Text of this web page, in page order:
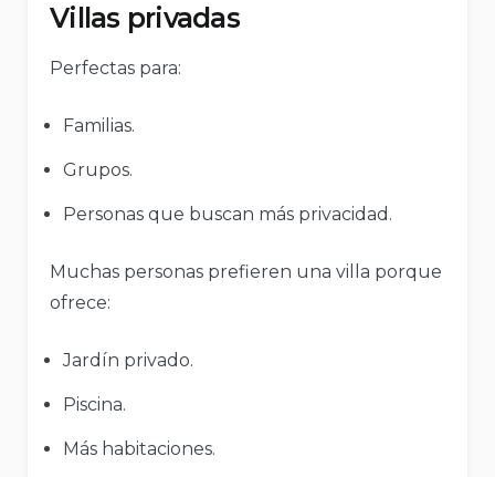
Villas privadas
Perfectas para:
Familias.
Grupos.
Personas que buscan más privacidad.
Muchas personas prefieren una villa porque
ofrece:
Jardín privado.
Piscina.
Más habitaciones.